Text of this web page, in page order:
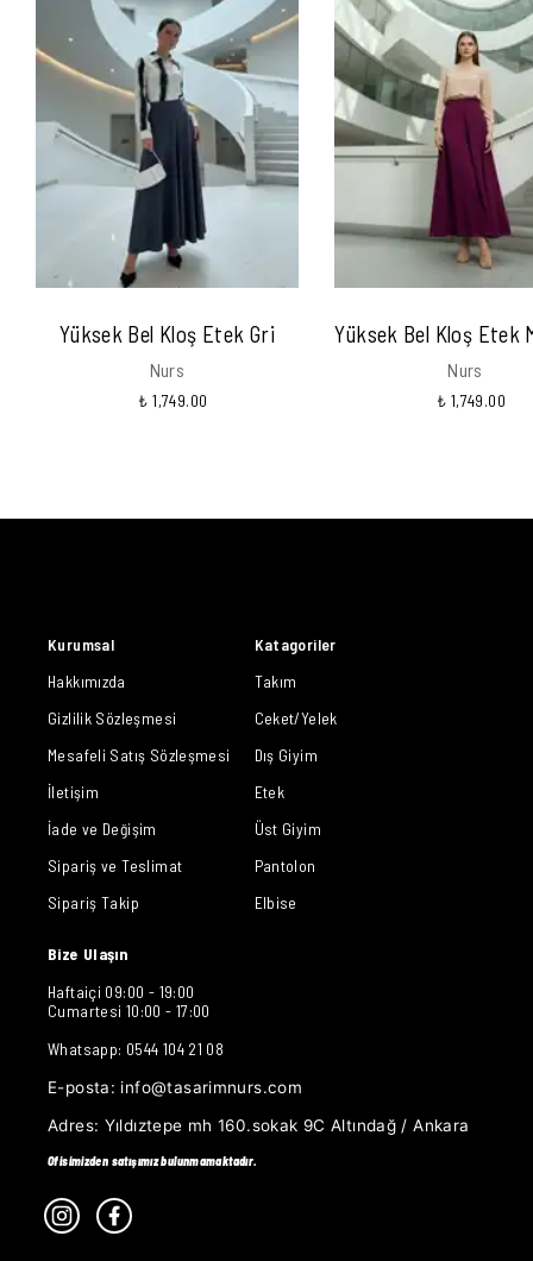
Yüksek Bel Kloş Etek Gri
Nurs
₺ 1,749.00
Yüksek Bel Kloş Etek
Nurs
₺ 1,749.00
Kurumsal
Hakkımızda
Gizlilik Sözleşmesi
Mesafeli Satış Sözleşmesi
İletişim
İade ve Değişim
Sipariş ve Teslimat
Sipariş Takip
Katagoriler
Takım
Ceket/Yelek
Dış Giyim
Etek
Üst Giyim
Pantolon
Elbise
Bize Ulaşın
Haftaiçi 09:00 - 19:00
Cumartesi 10:00 - 17:00
Whatsapp: 0544 104 21 08
E-posta: info@tasarimnurs.com
Adres: Yıldıztepe mh 160.sokak 9C Altındağ / Ankara
Ofisimizden satışımız bulunmamaktadır.